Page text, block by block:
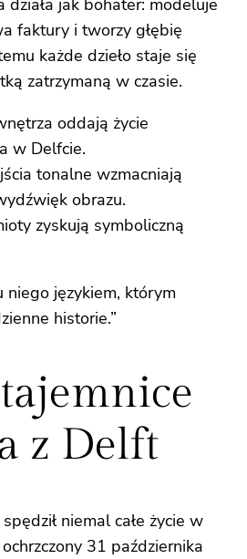
działa jak bohater: modeluje
faktury i tworzy głębię
każde dzieło staje się
zatrzymaną w czasie.
oddają życie
w Delfcie.
tonalne wzmacniają
obrazu.
zyskują symboliczną
niego językiem, którym
historie.”
z Delft
spędził niemal całe życie w
31 października